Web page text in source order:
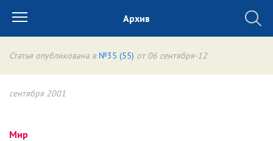
Архив
Статья опубликована в №35 (55) от 06 сентября-12
сентября 2001
Мир